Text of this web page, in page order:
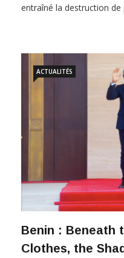
entraîné la destruction de
ACTUALITÉS
Benin : Beneath
Clothes, the